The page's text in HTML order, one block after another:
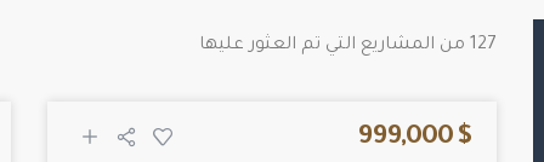
127 من المشاريع التي تم العثور عليها
$ 999,000